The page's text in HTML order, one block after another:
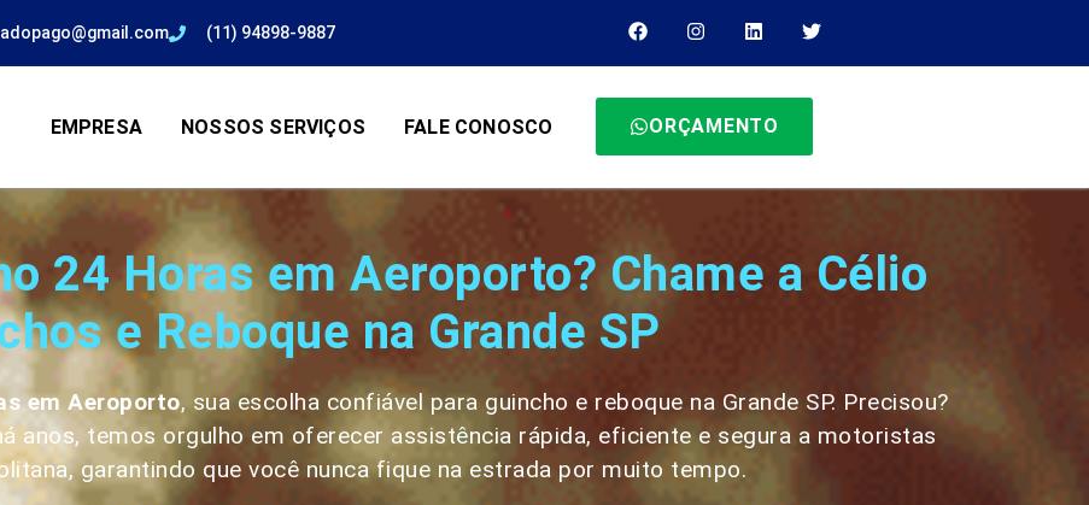
(11) 94898-9887
EMPRESA NOSSOS SERVIÇOS FALE CONOSCO ORÇAMENTO
24 Horas em Aeroporto? Chame a Célio
e Reboque na Grande SP
em Aeroporto, sua escolha confiável para guincho e reboque na Grande SP. Precisou?
anos, temos orgulho em oferecer assistência rápida, eficiente e segura a motoristas
garantindo que você nunca fique na estrada por muito tempo.